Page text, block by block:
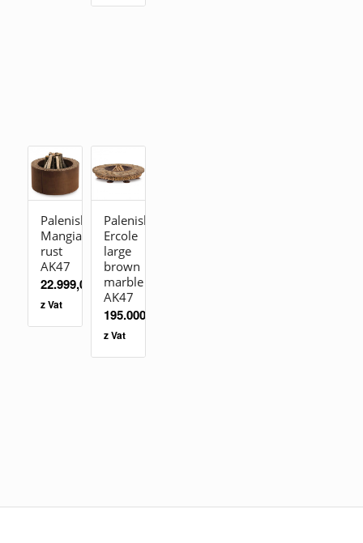
Palenisko
Mangiafuoco
rust
AK47
22.999,00
z Vat
Palenisko
Ercole
large
brown
marble
AK47
195.000,00
z Vat